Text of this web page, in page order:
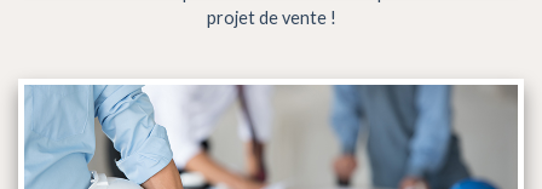
projet de vente !